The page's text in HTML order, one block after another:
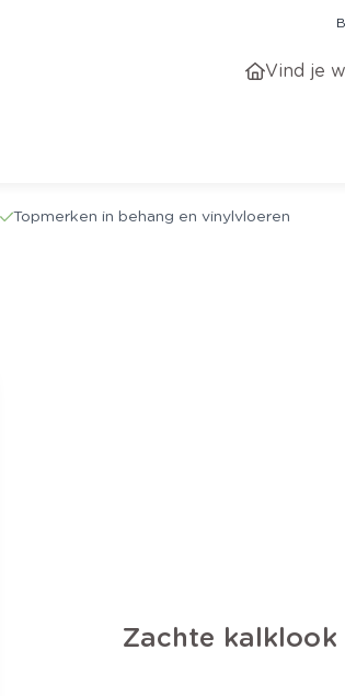
Vind je
Topmerken in behang en vinylvloeren
Zachte